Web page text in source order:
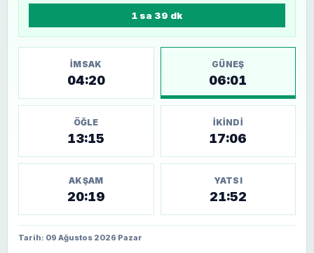
1 sa 39 dk
İMSAK
04:20
GÜNEŞ
06:01
ÖĞLE
13:15
İKINDI
17:06
AKŞAM
20:19
YATSI
21:52
Tarih: 09 Ağustos 2026 Pazar